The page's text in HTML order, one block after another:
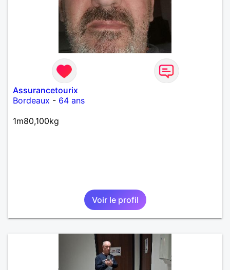
Assurancetourix
Bordeaux - 64 ans
1m80,100kg
Voir le profil